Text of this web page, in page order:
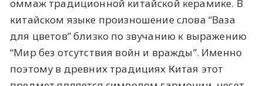
оммаж традиционной китайской керамике. В
китайском языке произношение слова “Ваза
для цветов” близко по звучанию к выражению
“Мир без отсутствия войн и вражды”. Именно
поэтому в древних традициях Китая этот